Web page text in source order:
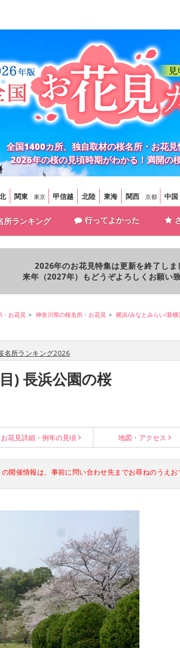
全国1400カ所、独自取材の桜名所・お花見
2026年の桜の見頃時期がわかる！満開の
関東 東京 甲信越 北陸 東海 関西 京都 中国
所ランキング 行ってよかった
2026年のお花見特集は更新を終了しま
来年（2027年）もどうぞよろしくお願い致
・お花見 神奈川県の桜名所・お花見 横浜/みなとみらい/新
名所ランキング2026
) 長浜公園の桜
お花見詳細・例年の見頃 地図・ アクセス
開催情報は、事前に問い合わせ先までお尋ねのうえお